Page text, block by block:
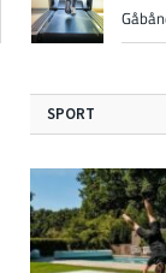
SPORT